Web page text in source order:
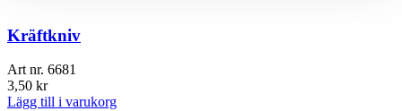
Kräftkniv
Art nr. 6681
3,50 kr
Lägg till i varukorg